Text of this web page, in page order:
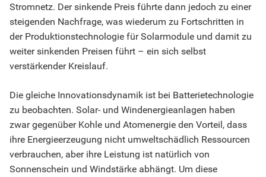
Stromnetz. Der sinkende Preis führte dann jedoch zu einer
steigenden Nachfrage, was wiederum zu Fortschritten in
der Produktionstechnologie für Solarmodule und damit zu
weiter sinkenden Preisen führt – ein sich selbst
verstärkender Kreislauf.
Die gleiche Innovationsdynamik ist bei Batterietechnologie
zu beobachten. Solar- und Windenergieanlagen haben
zwar gegenüber Kohle und Atomenergie den Vorteil, dass
ihre Energieerzeugung nicht umweltschädlich Ressourcen
verbrauchen, aber ihre Leistung ist natürlich von
Sonnenschein und Windstärke abhängt. Um diese